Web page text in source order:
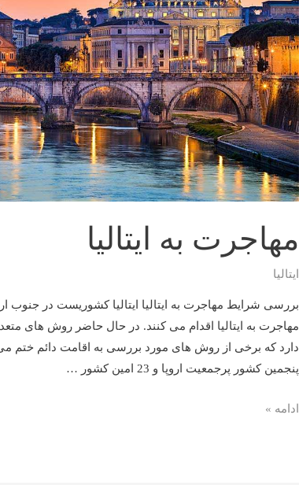
مهاجرت به ایتالیا
ایتالیا
بررسی شرایط مهاجرت به ایتالیا ایتالیا کشوریست در جنوب
مهاجرت به ایتالیا اقدام می کنند. در حال حاضر روش های
دارد که برخی از روش های مورد بررسی به اقامت دائم ختم
پنجمین کشور پرجمعیت اروپا و 23 امین کشور …
مهاجرت
ادامه »